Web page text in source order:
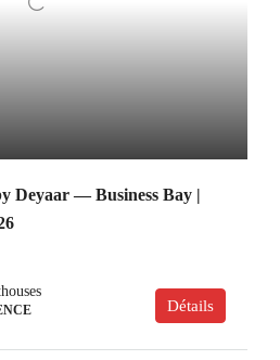
Deyaar — Business Bay |
Détails